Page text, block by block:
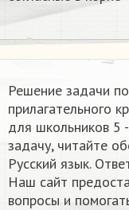
Решение задачи
прилагательного
для школьников 5
задачу, читайте
Русский язык.
Наш сайт
вопросы и